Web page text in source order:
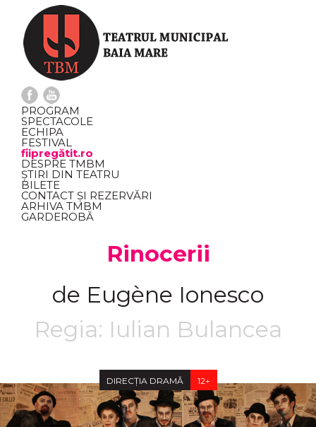
PROGRAM
SPECTACOLE
ECHIPA
FESTIVAL
fiipregătit.ro
DESPRE TMBM
ȘTIRI DIN TEATRU
BILETE
CONTACT ȘI REZERVĂRI
ARHIVA TMBM
GARDEROBĂ
Rinocerii
de Eugène Ionesco
Regia: Iulian Bulancea
DIRECȚIA DRAMĂ 12+